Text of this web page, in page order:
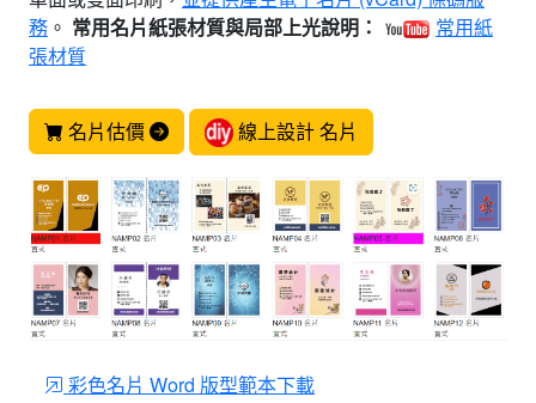
務 。 常用名片紙張材質與局部上光說明：
常用紙
張材質
名片估價 線上設計 名片
彩色名片 Word 版型範本下載